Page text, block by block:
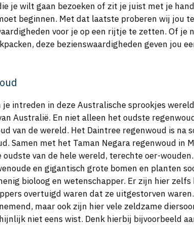
je wilt gaan bezoeken of zit je juist met je
beginnen. Met dat laatste proberen wij jou
voor je op een rijtje te zetten. Of je
deze bezienswaardigheden geven jou
je intreden in deze Australische sprookjes
Australië. En niet alleen het oudste
van de wereld. Het Daintree regenwoud is
Samen met het Taman Negara regenwoud in
van de hele wereld, terechte oer-
en gigantisch grote bomen en planten
bioloog en wetenschapper. Er zijn hier
overtuigd waren dat ze uitgestorven
maar ook zijn hier vele zeldzame
niet eens wist. Denk hierbij bijvoorbeeld